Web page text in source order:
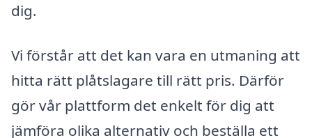
dig.
Vi förstår att det kan vara en utmaning att
hitta rätt plåtslagare till rätt pris. Därför
gör vår plattform det enkelt för dig att
jämföra olika alternativ och beställa ett